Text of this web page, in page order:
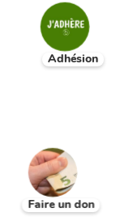
Adhésion
Faire un don